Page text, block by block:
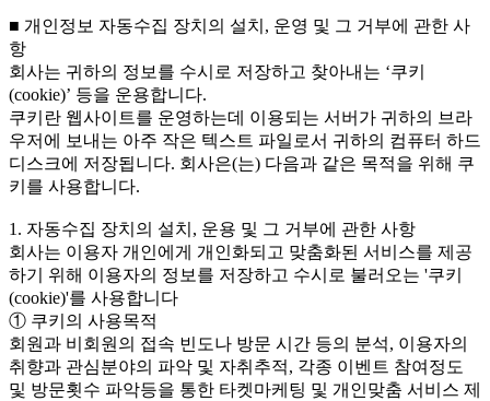
■ 개인정보 자동수집 장치의 설치, 운영 및 그 거부에 관한 사
항
회사는 귀하의 정보를 수시로 저장하고 찾아내는 ‘쿠키
(cookie)’ 등을 운용합니다.
쿠키란 웹사이트를 운영하는데 이용되는 서버가 귀하의 브라
우저에 보내는 아주 작은 텍스트 파일로서 귀하의 컴퓨터 하드
디스크에 저장됩니다. 회사은(는) 다음과 같은 목적을 위해 쿠
키를 사용합니다.
1. 자동수집 장치의 설치, 운용 및 그 거부에 관한 사항
회사는 이용자 개인에게 개인화되고 맞춤화된 서비스를 제공
하기 위해 이용자의 정보를 저장하고 수시로 불러오는 '쿠키
(cookie)'를 사용합니다
① 쿠키의 사용목적
회원과 비회원의 접속 빈도나 방문 시간 등의 분석, 이용자의
취향과 관심분야의 파악 및 자취추적, 각종 이벤트 참여정도
및 방문횟수 파악등을 통한 타켓마케팅 및 개인맞춤 서비스 제